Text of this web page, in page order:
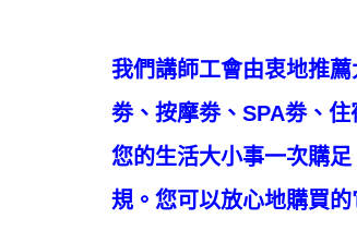
我們講師工會由衷地推
劵、按摩劵、SPA劵、
您的生活大小事一次購
規。您可以放心地購買的